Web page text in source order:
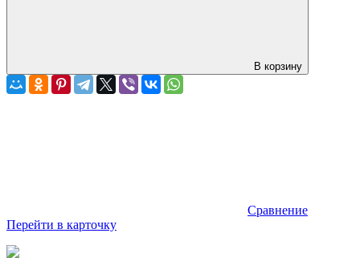
В корзину
Сравнение
Перейти в карточку